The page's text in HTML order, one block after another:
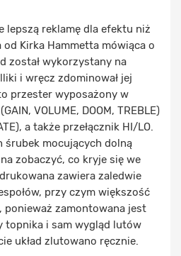
lepszą reklamę dla efektu niż
Kirka Hammetta mówiąca o
został wykorzystany na
i wręcz zdominował jej
przester wyposażony w
VOLUME, DOOM, TREBLE)
a także przełącznik HI/LO.
śrubek mocujących dolną
zobaczyć, co kryje się we
zawiera zaledwie
przy czym większość
ponieważ zamontowana jest
topnika i sam wygląd lutów
układ zlutowano ręcznie.